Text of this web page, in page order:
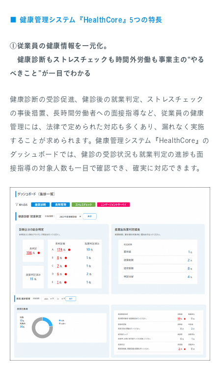
■健康管理システム『HealthCore』5つの特長
①従業員の健康情報を一元化。
健康診断もストレスチェックも時間外労働も事業主の“やる
べきこと”が一目でわかる
健康診断の受診促進、健診後の就業判定、ストレスチェック
の事後措置、長時間労働者への面接指導など、従業員の健康
管理には、法律で定められた対応も多くあり、漏れなく実施
することが求められます。健康管理システム『HealthCore』の
ダッシュボードでは、健診の受診状況も就業判定の進捗も面
接指導の対象人数も一目で確認でき、確実に対応できます。